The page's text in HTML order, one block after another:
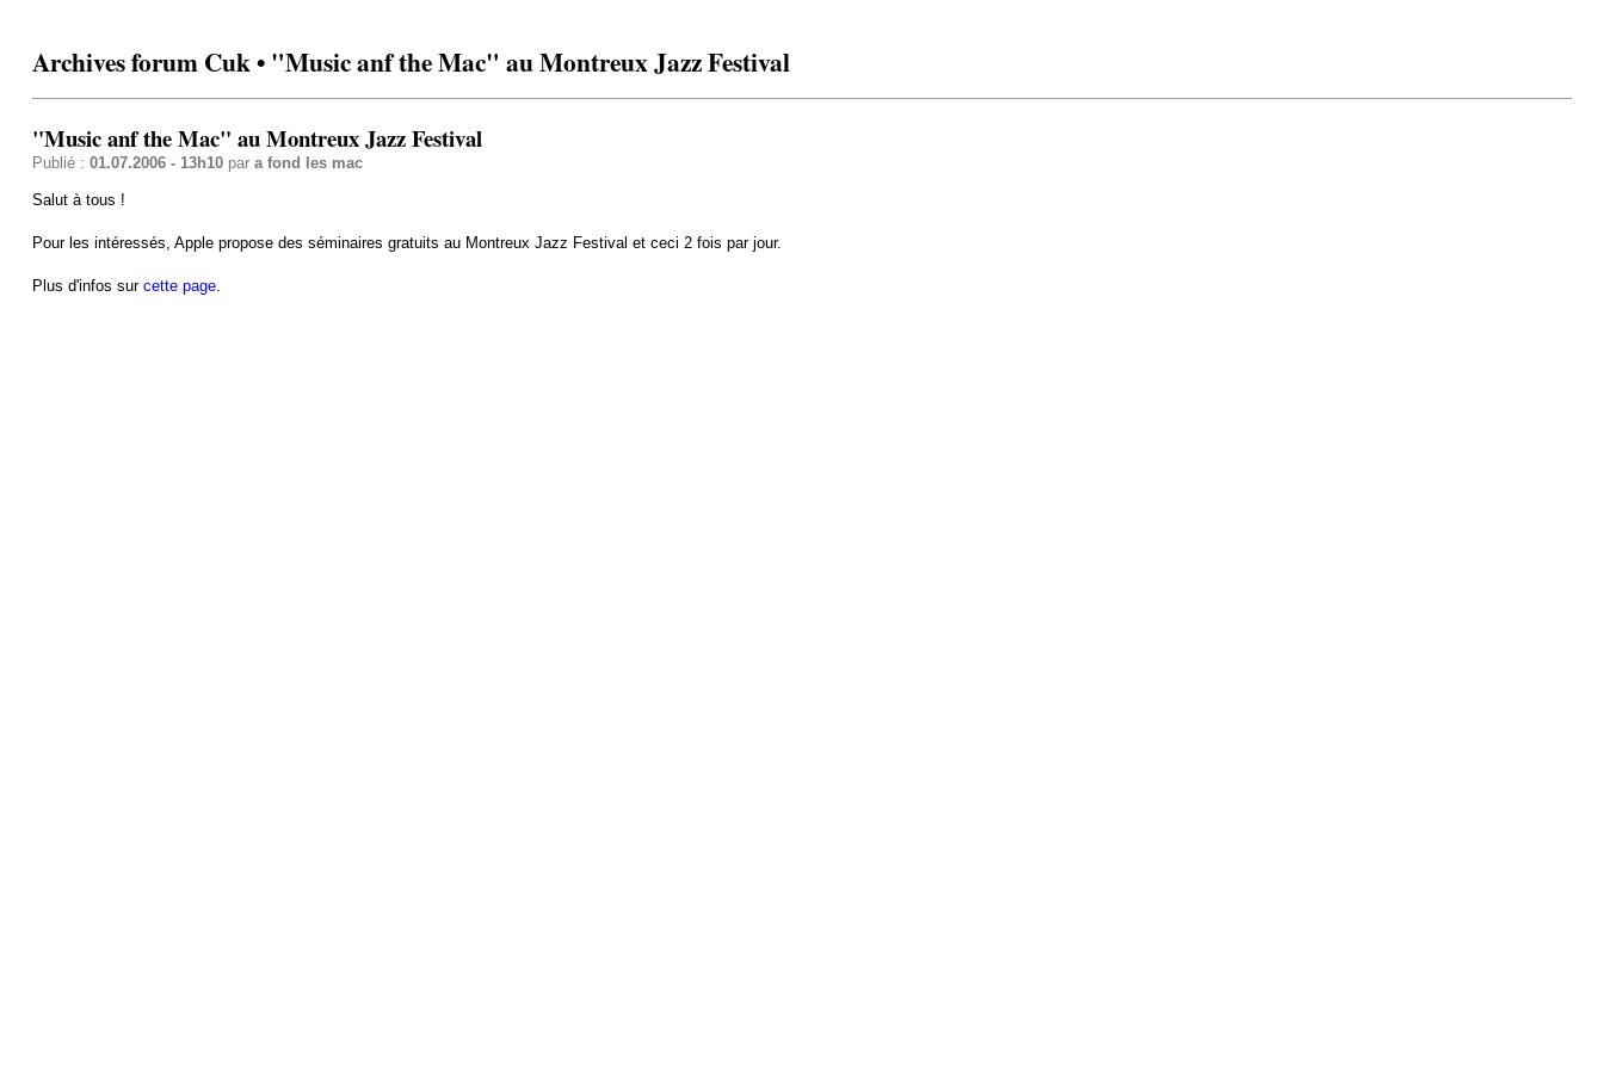
Archives forum Cuk • "Music anf the Mac" au Montreux Jazz Festival
"Music anf the Mac" au Montreux Jazz Festival
Publié : 01.07.2006 - 13h10par a fond les mac
Salut à tous !
Pour les intéressés, Apple propose des séminaires gratuits au Montreux Jazz Festival et ceci 2 fois par jour.
Plus d'infos sur cette page.